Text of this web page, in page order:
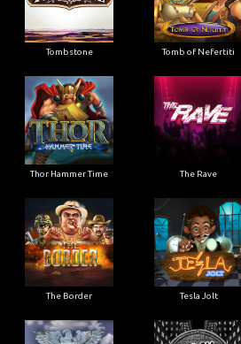
Tombstone Tomb of Nefertiti
Thor Hammer Time The Rave
The Border Tesla Jolt